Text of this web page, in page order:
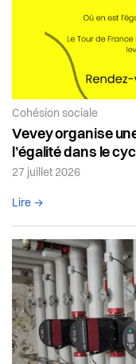
Article de la catégorie:
Cohésion sociale
Vevey organise
l’égalité dans le
27 juillet 2026
Lire →